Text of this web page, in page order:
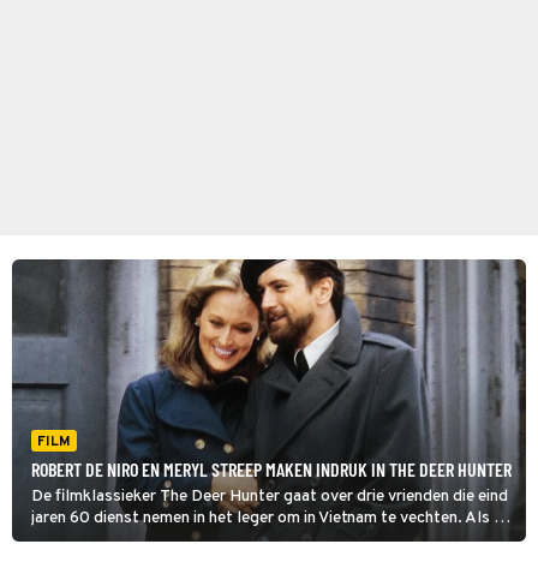
FILM
ROBERT DE NIRO EN MERYL STREEP MAKEN INDRUK IN THE DEER HUNTER
De filmklassieker The Deer Hunter gaat over drie vrienden die eind
jaren 60 dienst nemen in het leger om in Vietnam te vechten. Als de
gevechten zijn afgelopen, kunnen ze de oorlog niet loslaten.